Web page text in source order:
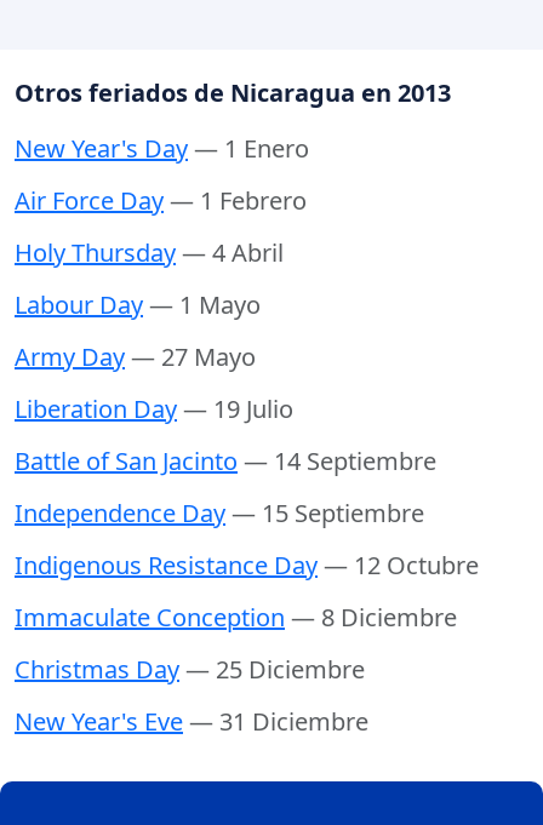
Otros feriados de Nicaragua en 2013
New Year's Day— 1 Enero
Air Force Day— 1 Febrero
Holy Thursday— 4 Abril
Labour Day— 1 Mayo
Army Day— 27 Mayo
Liberation Day— 19 Julio
Battle of San Jacinto — 14 Septiembre
Independence Day— 15 Septiembre
Indigenous Resistance Day— 12 Octubre
Immaculate Conception — 8 Diciembre
Christmas Day— 25 Diciembre
New Year's Eve— 31 Diciembre